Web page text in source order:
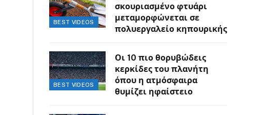
BEST VIDEOS
σκουριασμένο φτυάρι
μεταμορφώνεται σε
πολυεργαλείο κηπουρικής
BEST VIDEOS
Οι 10 πιο θορυβώδεις
κερκίδες του πλανήτη
όπου η ατμόσφαιρα
θυμίζει ηφαίστειο